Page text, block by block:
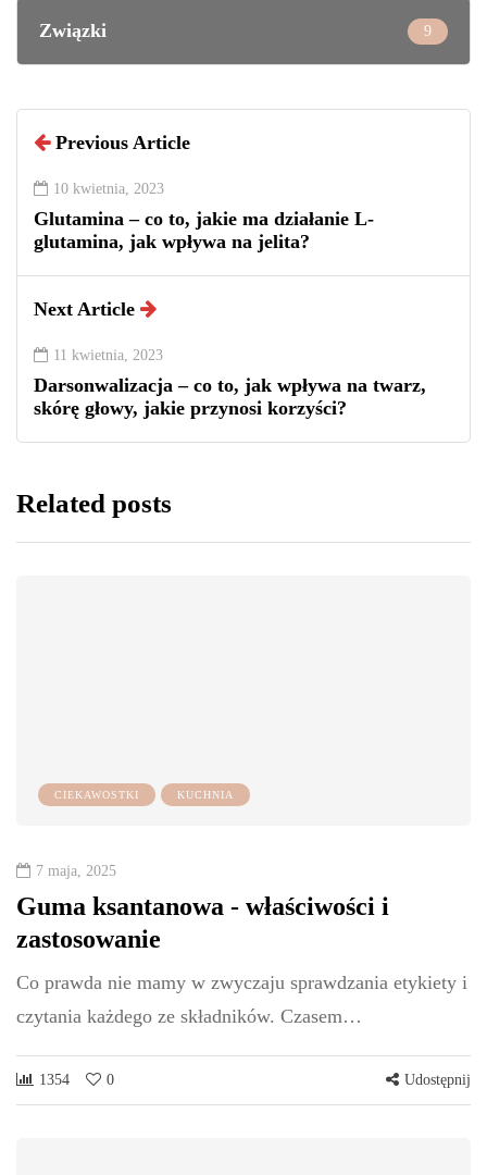
Związki 9
Previous Article
10 kwietnia, 2023
Glutamina – co to, jakie ma działanie L-
glutamina, jak wpływa na jelita?
Next Article
11 kwietnia, 2023
Darsonwalizacja – co to, jak wpływa na twarz,
skórę głowy, jakie przynosi korzyści?
Related posts
CIEKAWOSTKI KUCHNIA
7 maja, 2025
Guma ksantanowa - właściwości i
zastosowanie
Co prawda nie mamy w zwyczaju sprawdzania etykiety i
czytania każdego ze składników. Czasem…
1354 0 Udostępnij